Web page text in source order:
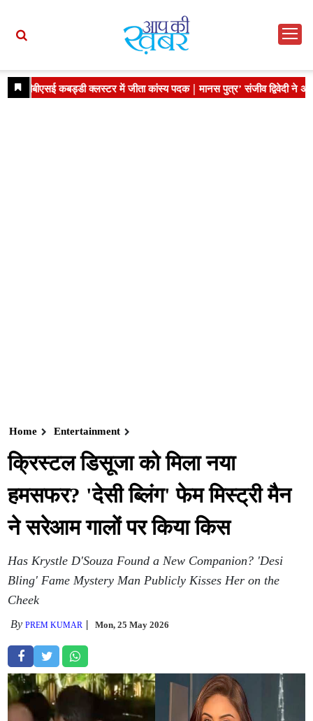
Home Entertainment
क्रिस्टल डिसूजा को मिला नया
हमसफर? 'देसी ब्लिंग' फेम मिस्ट्री मैन
ने सरेआम गालों पर किया किस
Has Krystle D'Souza Found a New Companion? 'Desi
Bling' Fame Mystery Man Publicly Kisses Her on the
Cheek
ByPREM KUMAR Mon, 25 May 2026